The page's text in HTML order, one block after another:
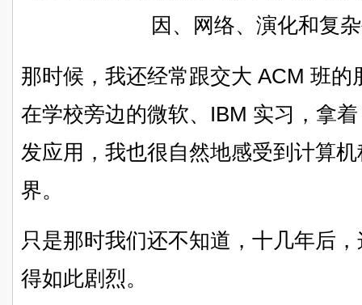
因、网络、演化和复
那时候，我还经常跟交大 ACM 班
在学校旁边的微软、IBM 实习，拿
发应用，我也很自然地感受到计算
界。
只是那时我们还不知道，十几年后
得如此剧烈。